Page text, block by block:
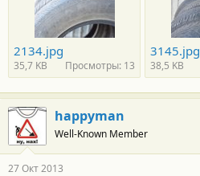
2134.jpg
35,7 KB Просмотры: 13
3145.jpg
38,5 KB
happyman
Well-Known Member
27 Окт 2013